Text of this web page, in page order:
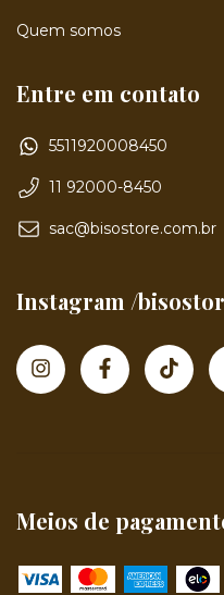
Quem somos
Entre em contato
5511920008450
11 92000-8450
sac@bisostore.com.br
Instagram /
Meios de